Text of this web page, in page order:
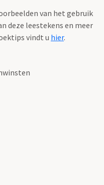
van het gebruik
deze leestekens en meer
vindt u hier.